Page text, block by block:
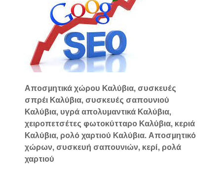
Αποσμητικά χώρου Καλύβια, συσκευές
σπρέι Καλύβια, συσκευές σαπουνιού
Καλύβια, υγρά απολυμαντικά Καλύβια,
χειροπετσέτες φωτοκύτταρο Καλύβια, κεριά
Καλύβια, ρολό χαρτιού Καλύβια. Αποσμητικό
χώρων, συσκευή σαπουνιών, κερί, ρολά
χαρτιού